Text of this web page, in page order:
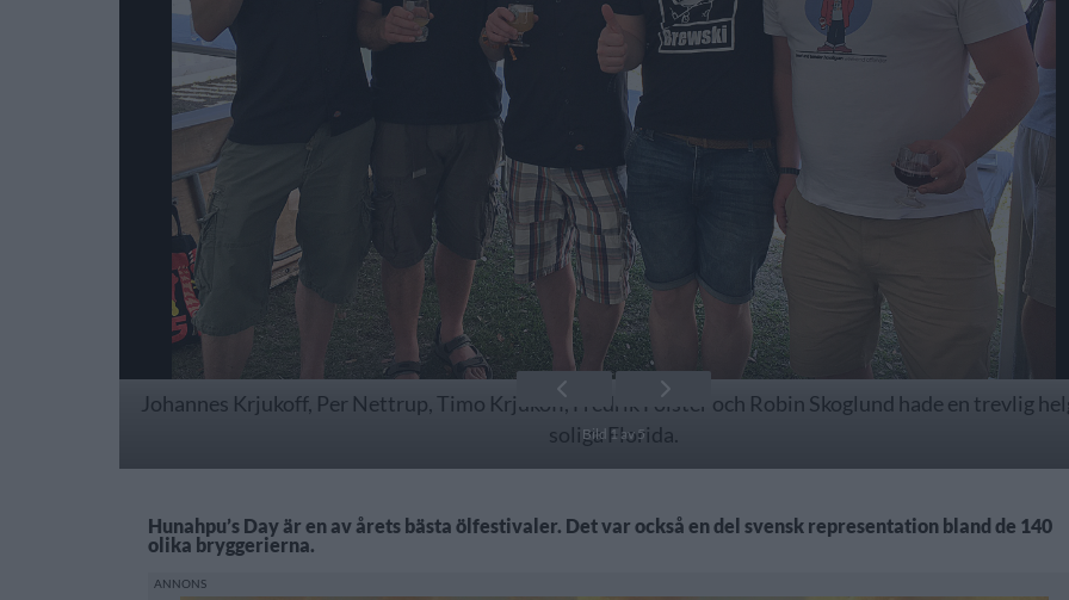
Bild 1 av 5
Johannes Krjukoff, Per Nettrup, Timo Krjukoff, Fredrik Fölster och Robin Skoglund hade en trevlig
soliga Florida.
Hunahpu’s Day är en av årets bästa ölfestivaler. Det var också en del svensk representation bland de 140
olika bryggerierna.